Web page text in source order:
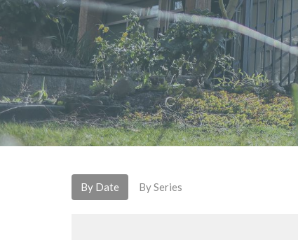
By Date By Series